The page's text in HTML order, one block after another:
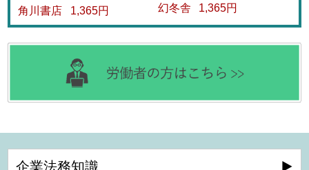
角川書店 1,365円 幻冬舎 1,365円
企業法務知識